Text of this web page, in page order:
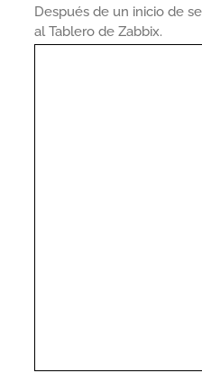
Después de un inicio de
al Tablero de Zabbix.